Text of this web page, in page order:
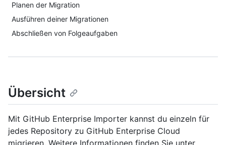
Planen der Migration
Ausführen deiner Migrationen
Abschließen von Folgeaufgaben
Übersicht
Mit GitHub Enterprise Importer kannst du einzeln für
jedes Repository zu GitHub Enterprise Cloud